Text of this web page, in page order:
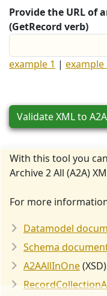
Provide the URL of
(GetRecord verb)
example 1 | example
Validate XML to
With this tool you
Archive 2 All (A2A)
For more
Datamodel
Schema
A2AAllInOne(XSD)